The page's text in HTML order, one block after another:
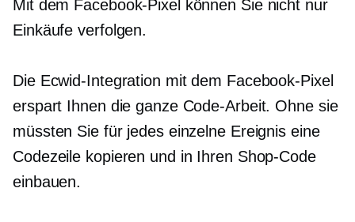
Mit dem Facebook-Pixel können Sie nicht nur
Einkäufe verfolgen.
Die Ecwid-Integration mit dem Facebook-Pixel
erspart Ihnen die ganze Code-Arbeit. Ohne sie
müssten Sie für jedes einzelne Ereignis eine
Codezeile kopieren und in Ihren Shop-Code
einbauen.